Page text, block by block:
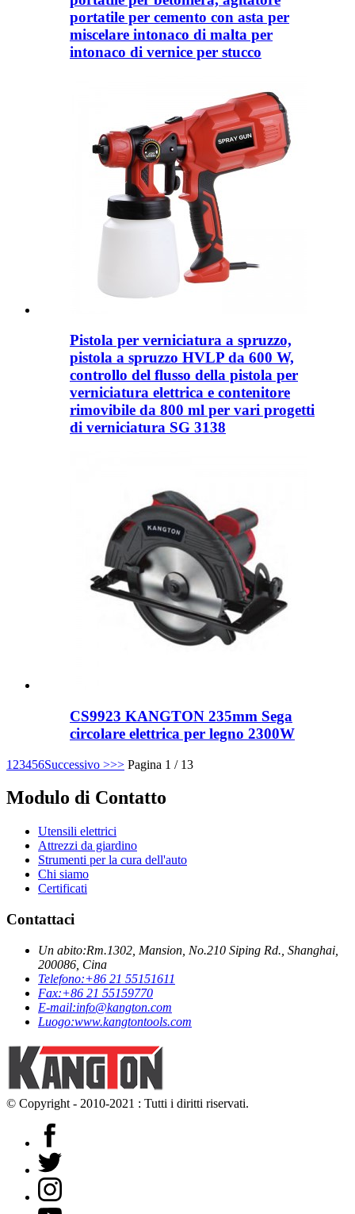
portatile per cemento con asta per
miscelare intonaco di malta per
intonaco di vernice per stucco
Pistola per verniciatura a spruzzo,
pistola a spruzzo HVLP da 600 W,
controllo del flusso della pistola per
verniciatura elettrica e contenitore
rimovibile da 800 ml per vari progetti
di verniciatura SG 3138
CS9923 KANGTON 235mm Sega
circolare elettrica per legno 2300W
1 23456Successivo >>> Pagina 1 / 13
Modulo di Contatto
Utensili elettrici
Attrezzi da giardino
Strumenti per la cura dell'auto
Chi siamo
Certificati
Contattaci
Un abito:Rm.1302, Mansion, No.210 Siping Rd., Shanghai,
200086, Cina
Telefono:+86 21 55151611
Fax:+86 21 55159770
E-mail:info@kangton.com
Luogo:www.kangtontools.com
© Copyright - 2010-2021 : Tutti i diritti riservati.